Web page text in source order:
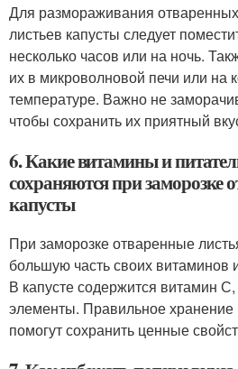
Для размораживания
листьев капусты следует
несколько часов или на ночь.
их в микроволновой печи или на
температуре. Важно не
чтобы сохранить их приятный
6. Какие витамины и
сохраняются при заморозке
капусты
При заморозке отваренные
большую часть своих витаминов
В капусте содержится витамин
элементы. Правильное
помогут сохранить ценные